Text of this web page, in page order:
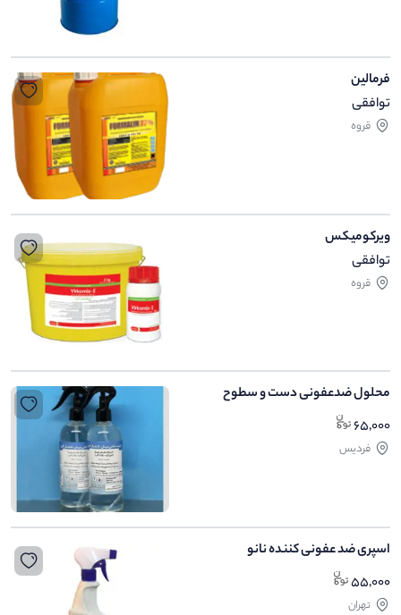
فرمالین
توافقی
قروه
ویرکومیکس
توافقی
قروه
محلول ضدعفونی دست و سطوح
65,000
فردیس
اسپری ضد عفونی کننده نانو
55,000
تهران